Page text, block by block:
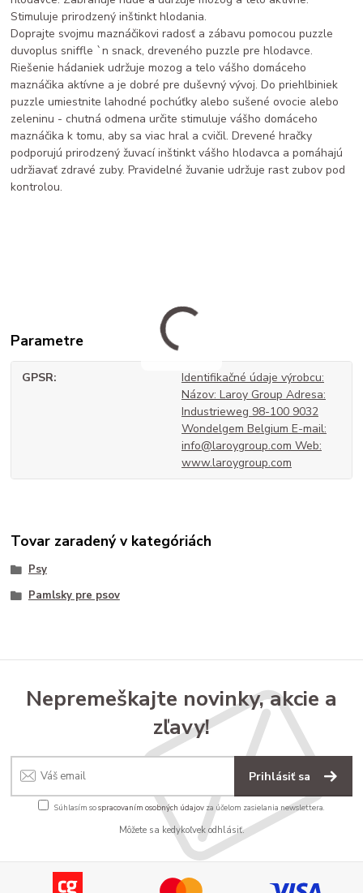
Stimuluje prirodzený inštinkt hlodania.
Doprajte svojmu maznáčikovi radosť a zábavu pomocou puzzle
duvoplus sniffle `n snack, dreveného puzzle pre hlodavce.
Riešenie hádaniek udržuje mozog a telo vášho domáceho
maznáčika aktívne a je dobré pre duševný vývoj. Do priehlbiniek
puzzle umiestnite lahodné pochúťky alebo sušené ovocie alebo
zeleninu - chutná odmena určite stimuluje vášho domáceho
maznáčika k tomu, aby sa viac hral a cvičil. Drevené hračky
podporujú prirodzený žuvací inštinkt vášho hlodavca a pomáhajú
udržiavať zdravé zuby. Pravidelné žuvanie udržuje rast zubov pod
kontrolou.
Parametre
GPSR
Identifikačné údaje výrobcu:
Názov: Laroy Group Adresa:
Industrieweg 98-100 9032
Wondelgem Belgium E-mail:
info@laroygroup.com Web:
www.laroygroup.com
Tovar zaradený v kategóriách
Psy
Pamlsky pre psov
Nepremeškajte novinky, akcie a
zľavy!
Prihlásiť sa
Súhlasím sospracovaním osobných údajov za účelom zasielania newslettera.
Môžete sa kedykoľvek odhlásiť.